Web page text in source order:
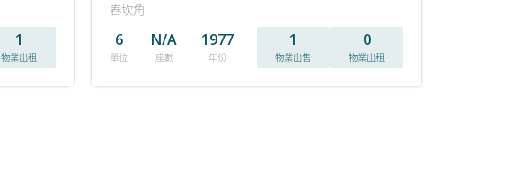
1
物業出租
舂坎角
6
單位
N/A
座數
1977
年份
1
物業出售
0
物業出租